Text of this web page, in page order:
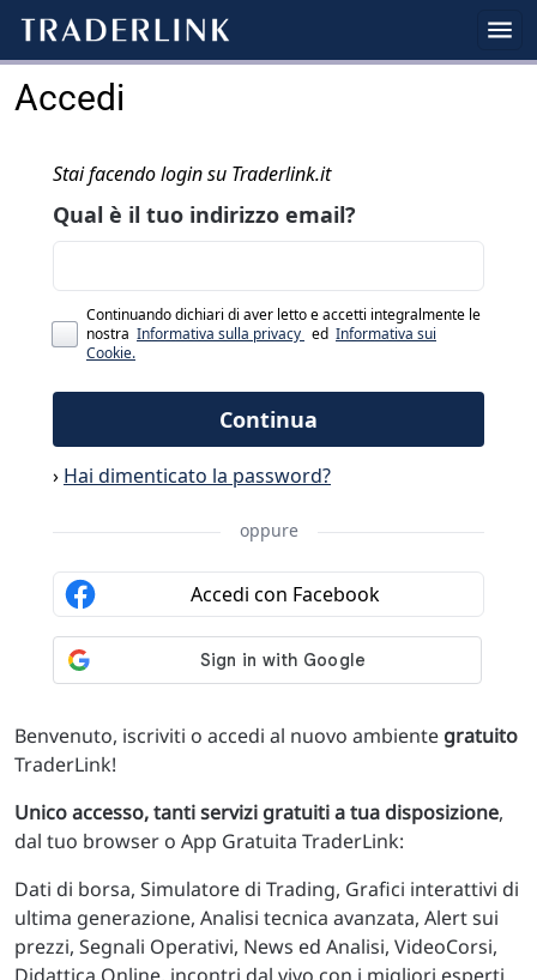
Accedi
Benvenuto, iscriviti o accedi al nuovo ambiente gratuito
TraderLink!
Unico accesso, tanti servizi gratuiti a tua disposizione,
dal tuo browser o App Gratuita TraderLink:
Dati di borsa, Simulatore di Trading, Grafici interattivi di
ultima generazione, Analisi tecnica avanzata, Alert sui
prezzi, Segnali Operativi, News ed Analisi, VideoCorsi,